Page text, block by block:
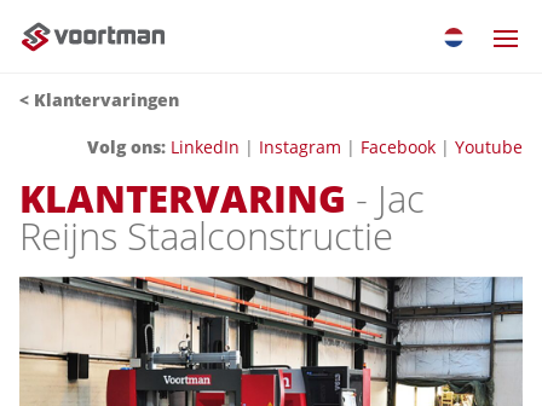
< Klantervaringen
Volg ons: LinkedIn | Instagram | Facebook | Youtube
KLANTERVARING - Jac
Reijns Staalconstructie